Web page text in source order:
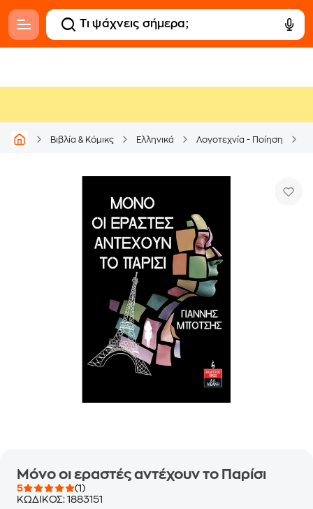
Βιβλία & Κόμικς Ελληνικά Λογοτεχνία - Ποίηση
Μόνο οι εραστές αντέχουν το Παρίσι
5
(1)
ΚΩΔΙΚΟΣ: 1883151